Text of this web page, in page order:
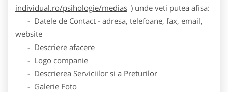
individual.ro/psihologie/medias ) unde veti putea afisa:
- Datele de Contact - adresa, telefoane, fax, email,
website
- Descriere afacere
- Logo companie
- Descrierea Serviciilor si a Preturilor
- Galerie Foto